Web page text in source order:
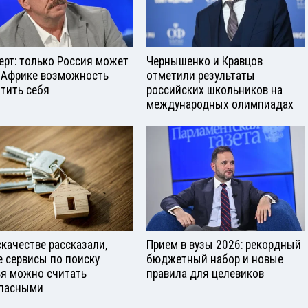
только Россия может
возможность
себя
Чернышенко и Кравцов
отметили результаты
российских школьников на
международных олимпиадах
рассказали,
сервисы по поиску
можно считать
Прием в вузы 2026: рекордный
бюджетный набор и новые
правила для целевиков